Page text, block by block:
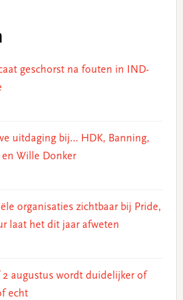
geschorst na fouten in IND-
uitdaging bij… HDK, Banning,
en Wille Donker
organisaties zichtbaar bij Pride,
laat het dit jaar afweten
2 augustus wordt duidelijker of
echt